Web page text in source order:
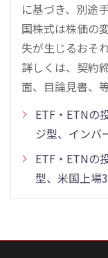
に基づき、別途
国株式は株価の
失が生じるおそ
詳しくは、契約
面、目論見書、
ETF・ETNの
ジ型、インバ
ETF・ETNの
型、米国上場
こ